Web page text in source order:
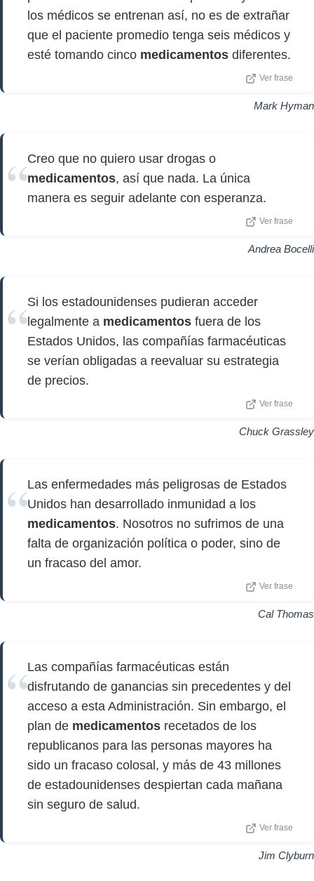
los médicos se entrenan así, no es de extrañar
que el paciente promedio tenga seis médicos y
esté tomando cinco medicamentos diferentes.
Ver frase
Mark Hyman
Creo que no quiero usar drogas o
medicamentos, así que nada. La única
manera es seguir adelante con esperanza.
Ver frase
Andrea Bocelli
Si los estadounidenses pudieran acceder
legalmente a medicamentos fuera de los
Estados Unidos, las compañías farmacéuticas
se verían obligadas a reevaluar su estrategia
de precios.
Ver frase
Chuck Grassley
Las enfermedades más peligrosas de Estados
Unidos han desarrollado inmunidad a los
medicamentos. Nosotros no sufrimos de una
falta de organización política o poder, sino de
un fracaso del amor.
Ver frase
Cal Thomas
Las compañías farmacéuticas están
disfrutando de ganancias sin precedentes y del
acceso a esta Administración. Sin embargo, el
plan de medicamentos recetados de los
republicanos para las personas mayores ha
sido un fracaso colosal, y más de 43 millones
de estadounidenses despiertan cada mañana
sin seguro de salud.
Ver frase
Jim Clyburn